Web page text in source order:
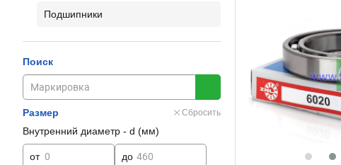
Подшипники
Поиск
Размер Сбросить
Внутренний диаметр - d (мм)
от до